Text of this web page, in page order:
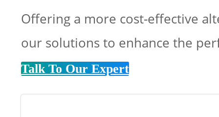
Offering a more cost-effective
our solutions to enhance the
Talk To Our Expert